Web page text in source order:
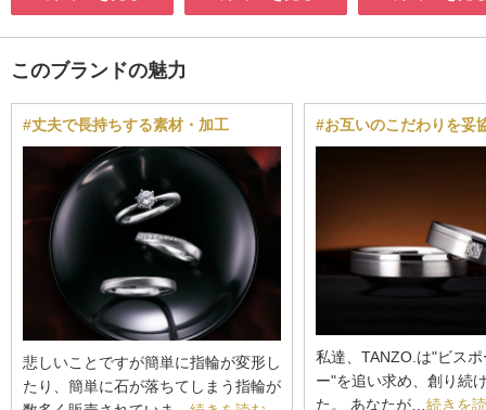
このブランドの魅力
#丈夫で長持ちする素材・加工
悲しいことですが簡単に指輪が変形し
たり、簡単に石が落ちてしまう指輪が
#お互いのこだわりを妥
私達、TANZO.は"ビス
ー"を追い求め、創り続
た。 あなたが…続きを